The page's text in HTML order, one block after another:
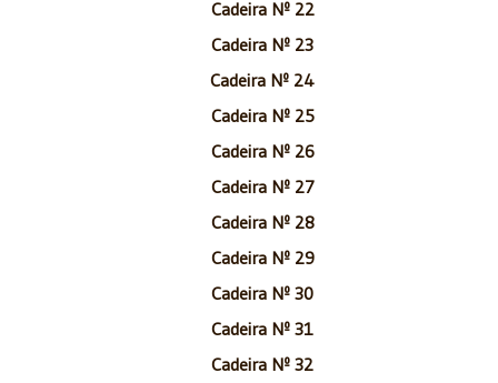
Cadeira Nº 22
Cadeira Nº 23
Cadeira Nº 24
Cadeira Nº 25
Cadeira Nº 26
Cadeira Nº 27
Cadeira Nº 28
Cadeira Nº 29
Cadeira Nº 30
Cadeira Nº 31
Cadeira Nº 32